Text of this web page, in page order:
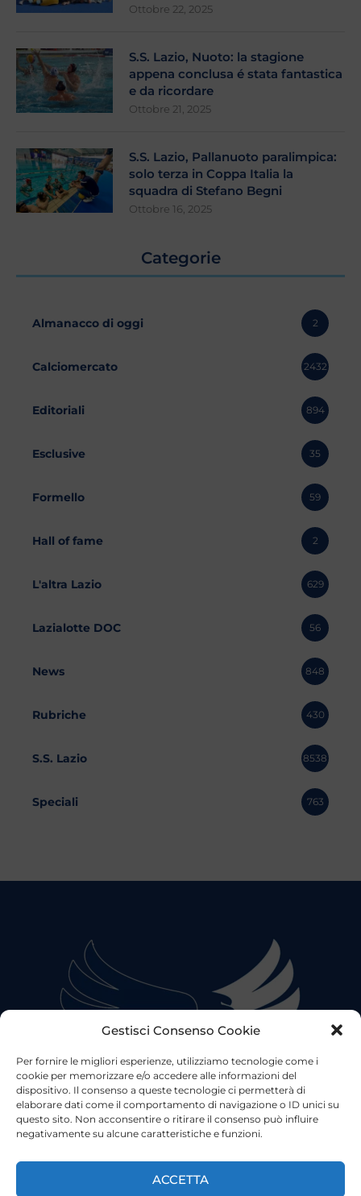
Gestisci Consenso Cookie
Per fornire le migliori esperienze, utilizziamo tecnologie come i
cookie per memorizzare e/o accedere alle informazioni del
dispositivo. Il consenso a queste tecnologie ci permetterà di
elaborare dati come il comportamento di navigazione o ID unici su
questo sito. Non acconsentire o ritirare il consenso può influire
negativamente su alcune caratteristiche e funzioni.
ACCETTA
Ottobre 22, 2025
S.S. Lazio, Nuoto: la stagione
appena conclusa é stata fantastica
e da ricordare
Ottobre 21, 2025
S.S. Lazio, Pallanuoto paralimpica:
solo terza in Coppa Italia la
squadra di Stefano Begni
Ottobre 16, 2025
Categorie
Almanacco di oggi 2
Calciomercato 2432
Editoriali 894
Esclusive 35
Formello 59
Hall of fame 2
L'altra Lazio 629
Lazialotte DOC 56
News 848
Rubriche 430
S.S. Lazio 8538
Speciali 763
©2023 Tutti i diritti riservatiLazio Live TV